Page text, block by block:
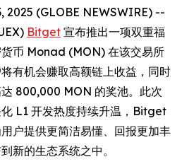
2025 (GLOBE NEWSWIRE) --
Bitget 宣布推出一项双重福
币 Monad (MON) 在该交易所
有机会赚取高额链上收益，同时
800,000 MON 的奖池。此次
L1 开发热度持续升温，Bitget
户提供更简洁易懂、回报更加丰
新的生态系统之中。